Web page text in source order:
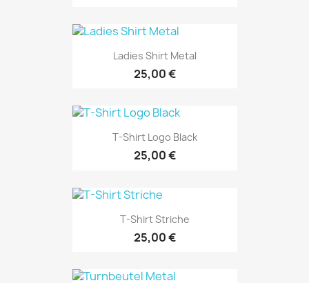
Ladies Shirt Metal
25,00 €
T-Shirt Logo Black
25,00 €
T-Shirt Striche
25,00 €